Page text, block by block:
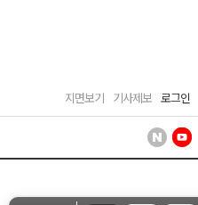
지면보기 기사제보 로그인